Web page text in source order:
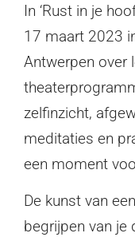
In ‘Rust in je
17 maart 2023
Antwerpen over
zelfinzicht,
meditaties en
een moment
De kunst van
begrijpen van je